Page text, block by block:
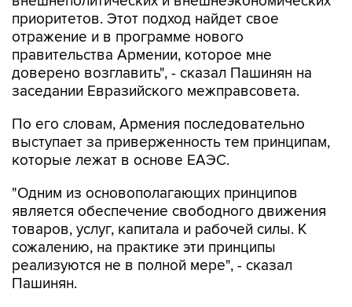
приоритетов. Этот подход найдет свое
отражение и в программе нового
правительства Армении, которое мне
доверено возглавить", - сказал Пашинян на
заседании Евразийского межправсовета.
По его словам, Армения последовательно
выступает за приверженность тем принципам,
которые лежат в основе ЕАЭС.
"Одним из основополагающих принципов
является обеспечение свободного движения
товаров, услуг, капитала и рабочей силы. К
сожалению, на практике эти принципы
реализуются не в полной мере", - сказал
Пашинян.